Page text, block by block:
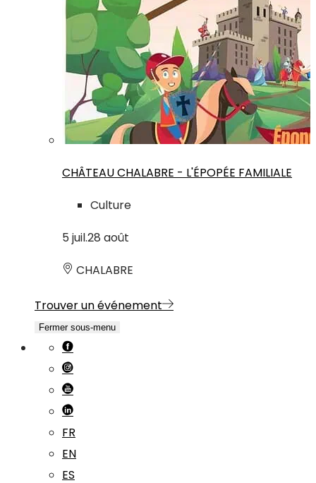
CHÂTEAU CHALABRE - L'ÉPOPÉE FAMILIALE
Culture
5 juil.28 août
CHALABRE
Trouver un événement
Fermer sous-menu
FR
EN
ES